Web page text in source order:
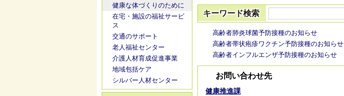
健康な体づくりのために
在宅・施設の福祉サービ
ス
交通のサポート
老人福祉センター
介護人材育成促進事業
地域包括ケア
シルバー人材センター
キーワード検索
高齢者肺炎球菌予防接種のお知らせ
高齢者帯状疱疹ワクチン予防接種のお知らせ
高齢者インフルエンザ予防接種のお知らせ
お問い合わせ先
健康推進課